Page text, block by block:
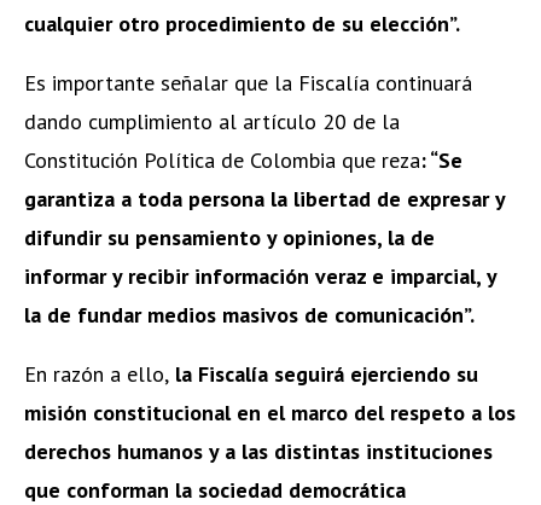
cualquier otro procedimiento de su elección”.
Es importante señalar que la Fiscalía continuará
dando cumplimiento al artículo 20 de la
Constitución Política de Colombia que reza: “Se
garantiza a toda persona la libertad de expresar y
difundir su pensamiento y opiniones, la de
informar y recibir información veraz e imparcial, y
la de fundar medios masivos de comunicación”.
En razón a ello, la Fiscalía seguirá ejerciendo su
misión constitucional en el marco del respeto a los
derechos humanos y a las distintas instituciones
que conforman la sociedad democrática